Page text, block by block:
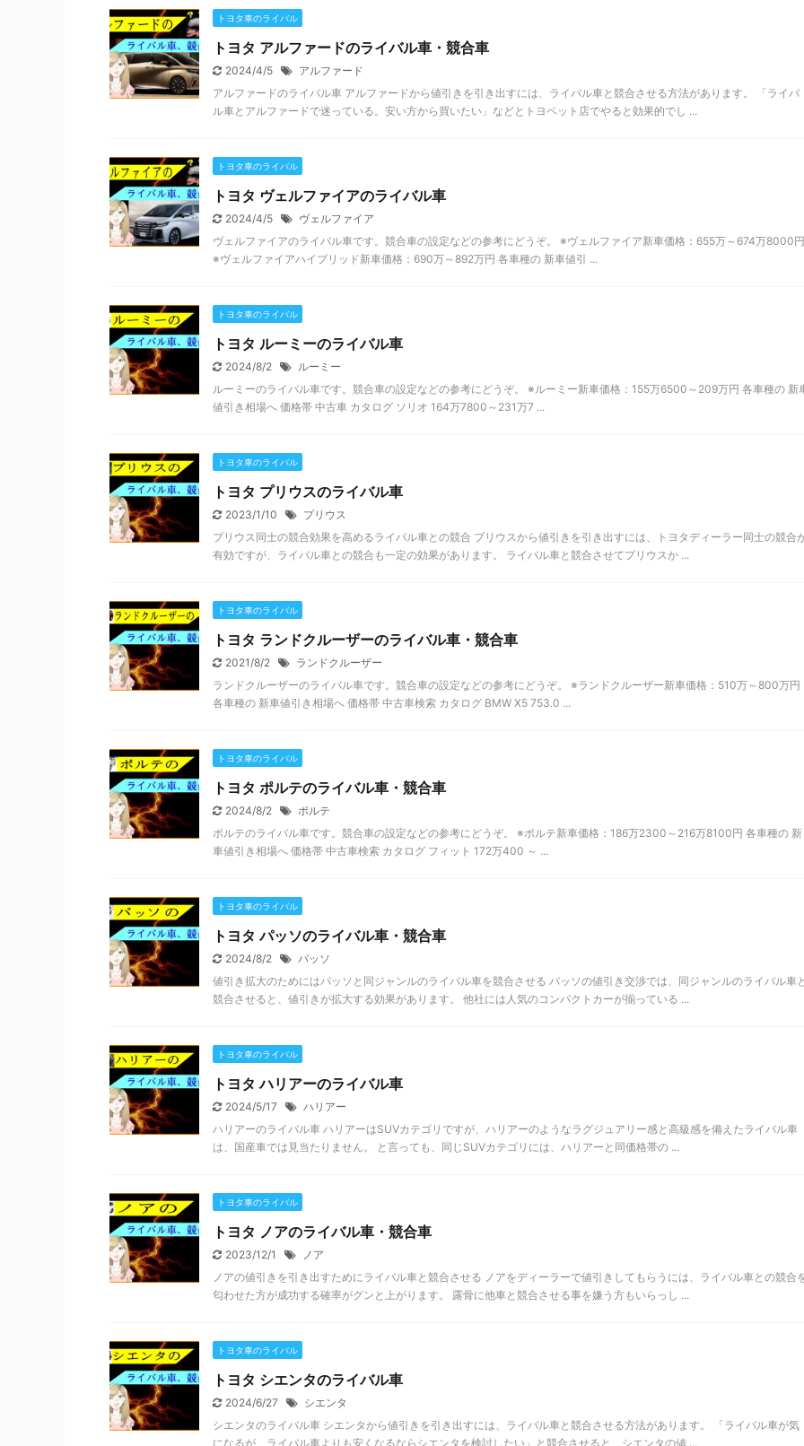
トヨタ車のライバル
トヨタ アルファードのライバル車・競合車
2024/4/5
アルファード
アルファードのライバル車 アルファードから値引きを引き出すには、ライバル車と競合させる方法があります。 「ライバ
ル車とアルファードで迷っている。安い方から買いたい」などとトヨペット店でやると効果的でし ...
トヨタ車のライバル
トヨタ ヴェルファイアのライバル車
2024/4/5
ヴェルファイア
ヴェルファイアのライバル車です。競合車の設定などの参考にどうぞ。 ※ヴェルファイア新車価格：655万～674万8000円
※ヴェルファイアハイブリッド新車価格：690万～892万円 各車種の 新車値引 ...
トヨタ車のライバル
トヨタ ルーミーのライバル車
2024/8/2
ルーミー
ルーミーのライバル車です。競合車の設定などの参考にどうぞ。 ※ルーミー新車価格：155万6500～209万円 各車種の 新
値引き相場へ 価格帯 中古車 カタログ ソリオ 164万7800～231万7 ...
トヨタ車のライバル
トヨタ プリウスのライバル車
2023/1/10
プリウス
プリウス同士の競合効果を高めるライバル車との競合 プリウスから値引きを引き出すには、トヨタディーラー同士の競合
有効ですが、ライバル車との競合も一定の効果があります。 ライバル車と競合させてプリウスか ...
トヨタ車のライバル
トヨタ ランドクルーザーのライバル車・競合車
2021/8/2
ランドクルーザー
ランドクルーザーのライバル車です。競合車の設定などの参考にどうぞ。 ※ランドクルーザー新車価格：510万～800万円
各車種の 新車値引き相場へ 価格帯 中古車検索 カタログ BMW X5 753.0 ...
トヨタ車のライバル
トヨタ ポルテのライバル車・競合車
2024/8/2
ポルテ
ポルテのライバル車です。競合車の設定などの参考にどうぞ。 ※ポルテ新車価格：186万2300～216万8100円 各車種の 新
車値引き相場へ 価格帯 中古車検索 カタログ フィット 172万400 ～ ...
トヨタ車のライバル
トヨタ パッソのライバル車・競合車
2024/8/2
パッソ
値引き拡大のためにはパッソと同ジャンルのライバル車を競合させる パッソの値引き交渉では、同ジャンルのライバル車
競合させると、値引きが拡大する効果があります。 他社には人気のコンパクトカーが揃っている ...
トヨタ車のライバル
トヨタ ハリアーのライバル車
2024/5/17
ハリアー
ハリアーのライバル車 ハリアーはSUVカテゴリですが、ハリアーのようなラグジュアリー感と高級感を備えたライバル車
は、国産車では見当たりません。 と言っても、同じSUVカテゴリには、ハリアーと同価格帯の ...
トヨタ車のライバル
トヨタ ノアのライバル車・競合車
2023/12/1
ノア
ノアの値引きを引き出すためにライバル車と競合させる ノアをディーラーで値引きしてもらうには、ライバル車との競合
匂わせた方が成功する確率がグンと上がります。 露骨に他車と競合させる事を嫌う方もいらっし ...
トヨタ車のライバル
トヨタ シエンタのライバル車
2024/6/27
シエンタ
シエンタのライバル車 シエンタから値引きを引き出すには、ライバル車と競合させる方法があります。 「ライバル車が気
になるが、ライバル車よりも安くなるならシエンタを検討したい」と競合させると、シエンタの値 ...